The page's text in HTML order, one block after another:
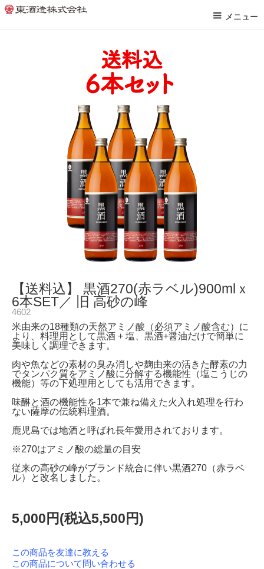
メニュー
灰持酒 >黒酒
【送料込】 黒酒270(赤ラベル)900mlｘ
6本SET／ 旧 高砂の峰
4602
米由来の18種類の天然アミノ酸（必須アミノ酸含む）に
より、料理用として黒酒 + 塩、黒酒+醤油だけで簡単に
美味しく調理できます。
肉や魚などの素材の臭み消しや麹由来の活きた酵素の力
でタンパク質をアミノ酸に分解する機能性（塩こうじの
機能）等の下処理用としても活用できます。
味醂と酒の機能性を1本で兼ね備えた火入れ処理を行わ
ない薩摩の伝統料理酒。
鹿児島では地酒と呼ばれ長年愛用されております。
※270はアミノ酸の総量の目安
従来の高砂の峰がブランド統合に伴い黒酒270（赤ラベ
ル）と改名しました。
5,000円(税込5,500円)
この商品を友達に教える
この商品について問い合わせる